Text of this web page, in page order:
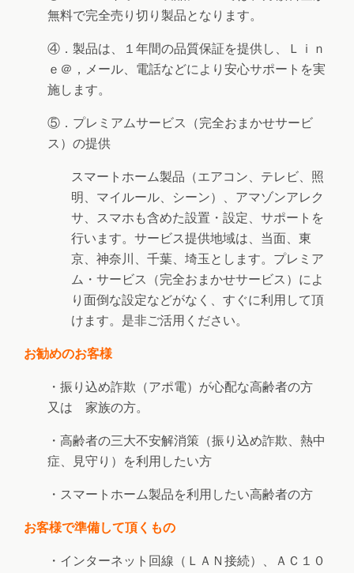
無料で完全売り切り製品となります。
④．製品は、１年間の品質保証を提供し、Ｌｉｎ
ｅ＠，メール、電話などにより安心サポートを実
施します。
⑤．プレミアムサービス（完全おまかせサービ
ス）の提供
スマートホーム製品（エアコン、テレビ、照
明、マイルール、シーン）、アマゾンアレク
サ、スマホも含めた設置・設定、サポートを
行います。サービス提供地域は、当面、東
京、神奈川、千葉、埼玉とします。プレミア
ム・サービス（完全おまかせサービス）によ
り面倒な設定などがなく、すぐに利用して頂
けます。是非ご活用ください。
お勧めのお客様
・振り込め詐欺（アポ電）が心配な高齢者の方
又は 家族の方。
・高齢者の三大不安解消策（振り込め詐欺、熱中
症、見守り）を利用したい方
・スマートホーム製品を利用したい高齢者の方
お客様で準備して頂くもの
・インターネット回線（ＬＡＮ接続）、ＡＣ１０